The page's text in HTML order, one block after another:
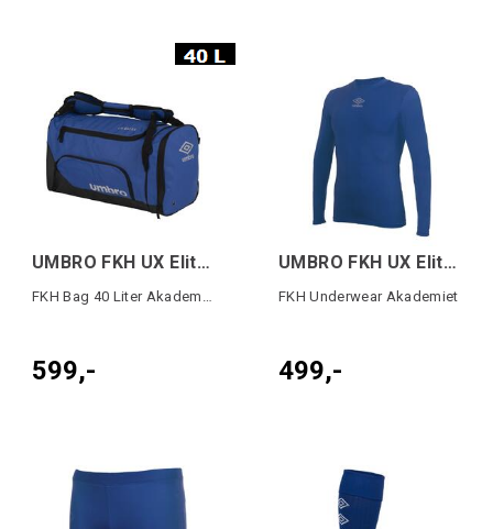
UMBRO FKH UX Elite Bag 40L Blå
FKH Bag 40 Liter Akademiet
599,-
UMBRO FKH UX Elite Underwear Top Blå
FKH Underwear Akademiet
499,-